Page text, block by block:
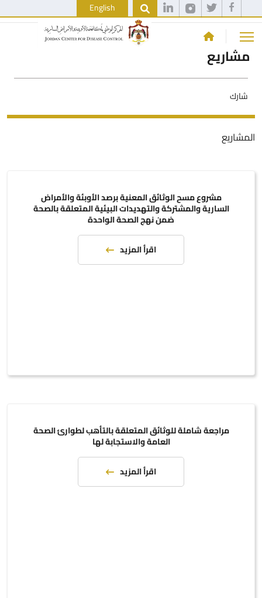
English
مشاريع
شارك
المشاريع
مشروع مسح الوثائق المعنية برصد الأوبئة والأمراض
السارية والمشتركة والتهديدات البيئية المتعلقة بالصحة
ضمن نهج الصحة الواحدة
اقرأ المزيد
مراجعة شاملة للوثائق المتعلقة بالتأهب لطوارئ الصحة
العامة والاستجابة لها
اقرأ المزيد